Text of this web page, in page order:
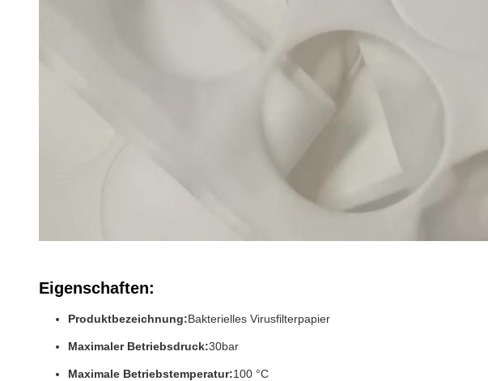
Eigenschaften:
Produktbezeichnung:Bakterielles Virusfilterpapier
Maximaler Betriebsdruck:30bar
Maximale Betriebstemperatur:100 °C